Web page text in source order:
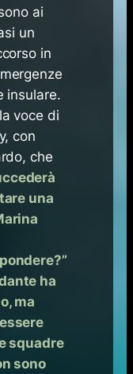
ai
un
in
insulare.
voce di
con
che
una
ha
ma
squadre
sono